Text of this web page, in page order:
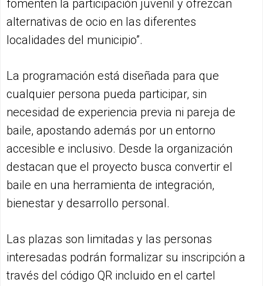
fomenten la participación juvenil y ofrezcan
alternativas de ocio en las diferentes
localidades del municipio”.
La programación está diseñada para que
cualquier persona pueda participar, sin
necesidad de experiencia previa ni pareja de
baile, apostando además por un entorno
accesible e inclusivo. Desde la organización
destacan que el proyecto busca convertir el
baile en una herramienta de integración,
bienestar y desarrollo personal.
Las plazas son limitadas y las personas
interesadas podrán formalizar su inscripción a
través del código QR incluido en el cartel